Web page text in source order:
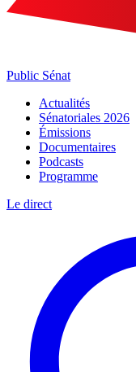
Public Sénat
Actualités
Sénatoriales 2026
Émissions
Documentaires
Podcasts
Programme
Le direct